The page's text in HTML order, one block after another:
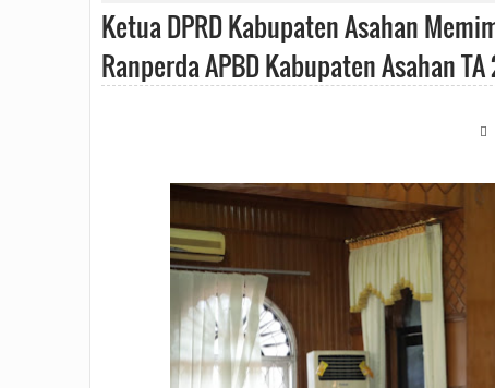
Ketua DPRD Kabupaten Asahan
Ranperda APBD Kabupaten Asahan